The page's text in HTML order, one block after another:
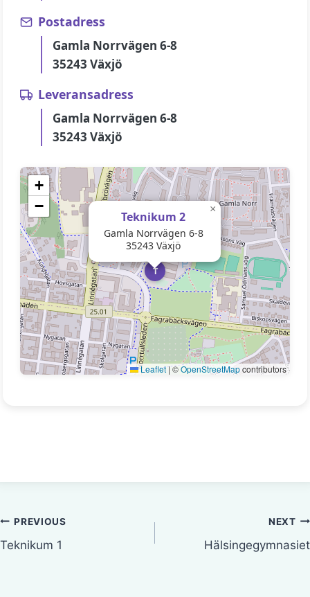
Postadress
Gamla Norrvägen 6-8
35243 Växjö
Leveransadress
Gamla Norrvägen 6-8
35243 Växjö
T
Teknikum 2
Gamla Norrvägen 6-8
35243 Växjö
×
+
−
Leaflet|©OpenStreetMapcontributors
Inläggsnavigering
PREVIOUS
Teknikum 1
NEXT
Hälsingegymnasiet